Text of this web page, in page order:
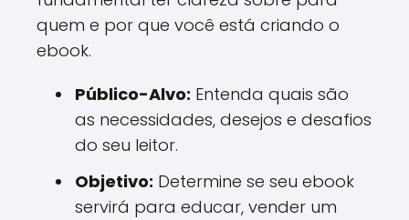
quem e por que você está criando o
ebook.
Público-Alvo: Entenda quais são
as necessidades, desejos e desafios
do seu leitor.
Objetivo: Determine se seu ebook
servirá para educar, vender um